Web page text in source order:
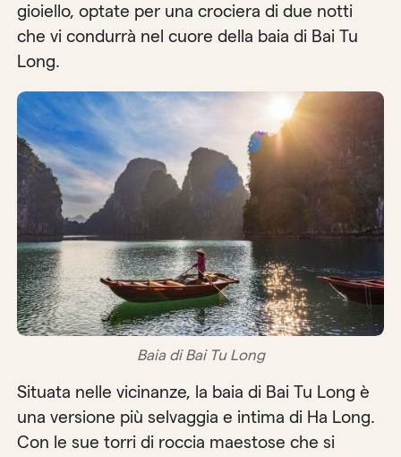
gioiello, optate per una crociera di due notti
che vi condurrà nel cuore della baia di Bai Tu
Long.
Baia di Bai Tu Long
Situata nelle vicinanze, la baia di Bai Tu Long è
una versione più selvaggia e intima di Ha Long.
Con le sue torri di roccia maestose che si